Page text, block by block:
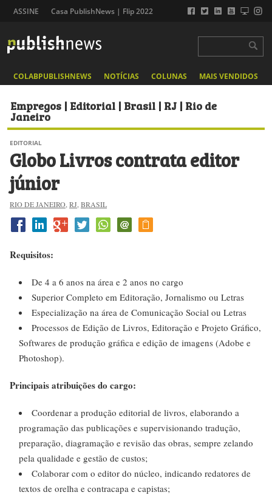
ASSINE Casa PublishNews | Flip 2022
COLABPUBLISHNEWS NOTÍCIAS COLUNAS MAIS VENDIDOS
Empregos | Editorial | Brasil | RJ | Rio de
Janeiro
EDITORIAL
Globo Livros contrata editor
júnior
RIO DE JANEIRO RJ BRASIL
Requisitos:
De 4 a 6 anos na área e 2 anos no cargo
Superior Completo em Editoração, Jornalismo ou Letras
Especialização na área de Comunicação Social ou Letras
Processos de Edição de Livros, Editoração e Projeto Gráfico,
Softwares de produção gráfica e edição de imagens (Adobe e
Photoshop).
Principais atribuições do cargo:
Coordenar a produção editorial de livros, elaborando a
programação das publicações e supervisionando tradução,
preparação, diagramação e revisão das obras, sempre zelando
pela qualidade e gestão de custos;
Colaborar com o editor do núcleo, indicando redatores de
textos de orelha e contracapa e capistas;